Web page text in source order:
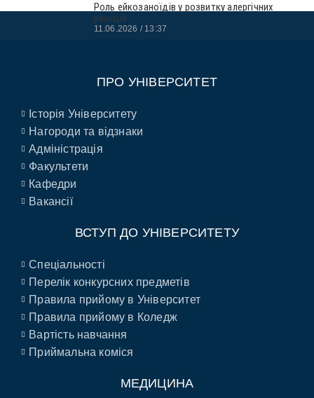
Роль ейкозаноїдів у розвитку алергічних
реакцій
11.06.2026 13:37
ПРО УНІВЕРСИТЕТ
Історія Університету
Нагороди та відзнаки
Адміністрація
Факультети
Кафедри
Вакансії
ВСТУП ДО УНІВЕРСИТЕТУ
Спеціальності
Перелік конкурсних предметів
Правила прийому в Університет
Правила прийому в Коледж
Вартість навчання
Приймальна коміся
МЕДИЦИНА